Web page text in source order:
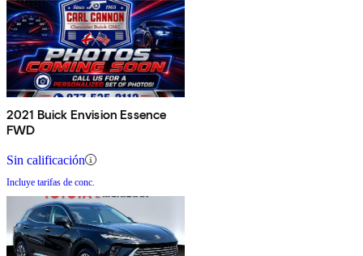
2021 Buick Envision Essence
FWD
Sin calificación
Incluye tarifas de conc.